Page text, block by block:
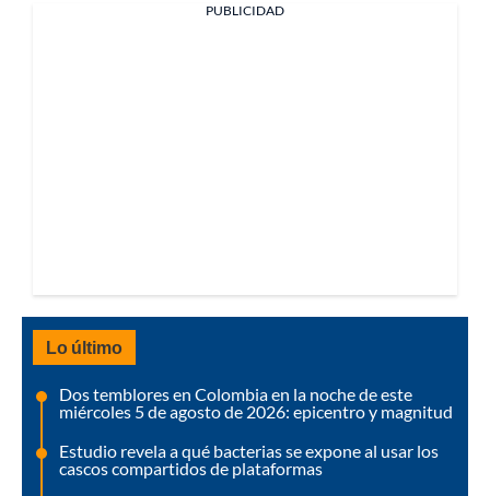
PUBLICIDAD
Lo último
Dos temblores en Colombia en la noche de este
miércoles 5 de agosto de 2026: epicentro y magnitud
Estudio revela a qué bacterias se expone al usar los
cascos compartidos de plataformas